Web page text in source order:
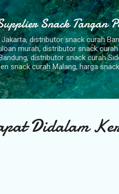
ke konten utama
Snack Tangan
distributor snack curah
murah, distributor snack
distributor snack curah
snack curah Malang, harga
Didalam